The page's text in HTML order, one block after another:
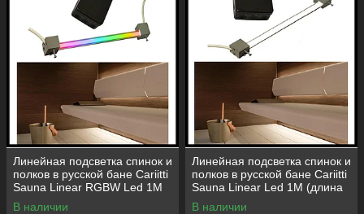
Линейная подсветка спинок и
полков в русской бане Cariitti
Sauna Linear RGBW Led 1М
(длина=1 м, разноцветное)
В наличии
Линейная подсветка спинок и
полков в русской бане Cariitti
Sauna Linear Led 1М (длина
= 1 м)
В наличии